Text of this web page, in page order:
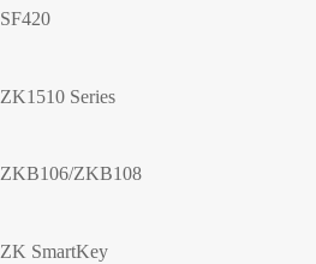
SF420
ZK1510 Series
ZKB106/ZKB108
ZK SmartKey